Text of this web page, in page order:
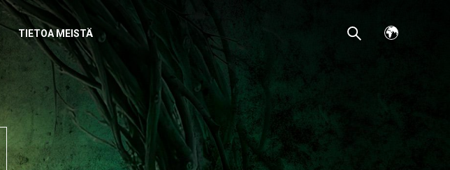
NÄYTÄ
ALAVALIKKO
TIETOA MEISTÄ
Avaa